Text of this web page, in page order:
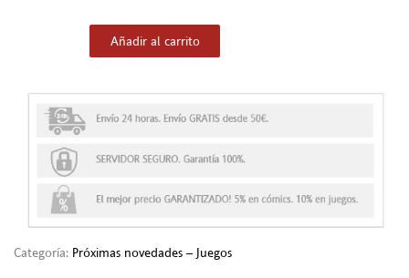
Añadir al carrito
Categoría: Próximas novedades – Juegos